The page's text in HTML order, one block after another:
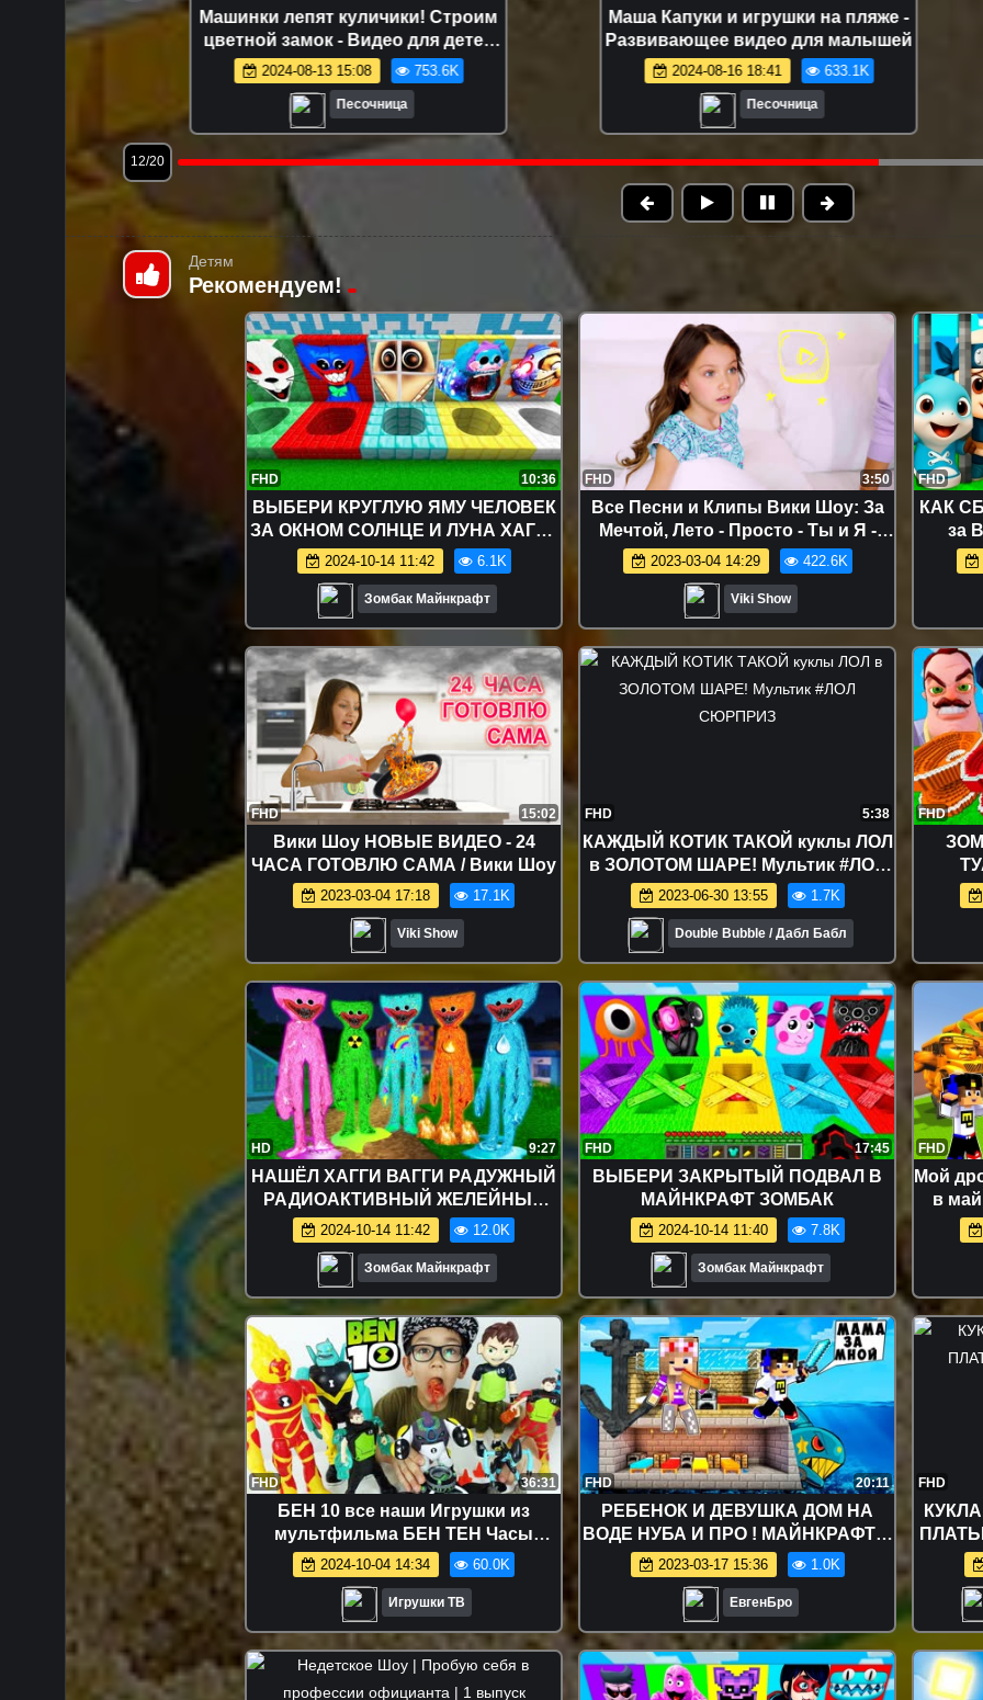
Машинки лепят куличики! Строим
цветной замок - Видео для детей
про игры с песком. Песочница
2024-08-13 15:08 753.6K
Песочница
Маша Капуки и игрушки на пляже -
Развивающее видео для малышей
2024-08-16 18:41 633.1K
Песочница
12/20
Детям
Рекомендуем!
FHD 10:36
ВЫБЕРИ КРУГЛУЮ ЯМУ ЧЕЛОВЕК
ЗА ОКНОМ СОЛНЦЕ И ЛУНА ХАГГИ
ВАГГИ ВАННИ МОПС ГУСЕНИЦА В
МАЙНКРАФТ ФНАФ 9
2024-10-14 11:42 6.1K
Зомбак Майнкрафт
FHD 3:50
Все Песни и Клипы Вики Шоу: За
Мечтой, Лето - Просто - Ты и Я -
КосмоЛайк - Хэй Лейдис / Вики Шоу
- КЛИП VIKI SHOW "Просто" / Вики
Шоу
2023-03-04 14:29 422.6K
Viki Show
FHD
КАК
за
FHD 15:02
Вики Шоу НОВЫЕ ВИДЕО - 24
ЧАСА ГОТОВЛЮ САМА / Вики Шоу
2023-03-04 17:18 17.1K
Viki Show
FHD 5:38
КАЖДЫЙ КОТИК ТАКОЙ куклы ЛОЛ
в ЗОЛОТОМ ШАРЕ! Мультик #ЛОЛ
СЮРПРИЗ
2023-06-30 13:55 1.7K
Double Bubble / Дабл Бабл
FHD
HD 9:27
НАШЁЛ ХАГГИ ВАГГИ РАДУЖНЫЙ
РАДИОАКТИВНЫЙ ЖЕЛЕЙНЫЙ
ОГНЕННЫЙ ВОДЯНОЙ POPPY
PLAYTIME В МАЙНКРАФТ
2024-10-14 11:42 12.0K
Зомбак Майнкрафт
FHD 17:45
ВЫБЕРИ ЗАКРЫТЫЙ ПОДВАЛ В
МАЙНКРАФТ ЗОМБАК
2024-10-14 11:40 7.8K
Зомбак Майнкрафт
FHD
Мой
в
FHD 36:31
БЕН 10 все наши Игрушки из
мультфильма БЕН ТЕН Часы
Омнитрикс BEN 10 Omnitrix Ben Ten
- Сборник 2019
2024-10-04 14:34 60.0K
Игрушки ТВ
FHD 20:11
РЕБЕНОК И ДЕВУШКА ДОМ НА
ВОДЕ НУБА И ПРО ! МАЙНКРАФТ В
РЕАЛЬНОЙ ЖИЗНИ ВИДЕО
ТРОЛЛИНГ MINECRAFT
2023-03-17 15:36 1.0K
ЕвгенБро
FHD